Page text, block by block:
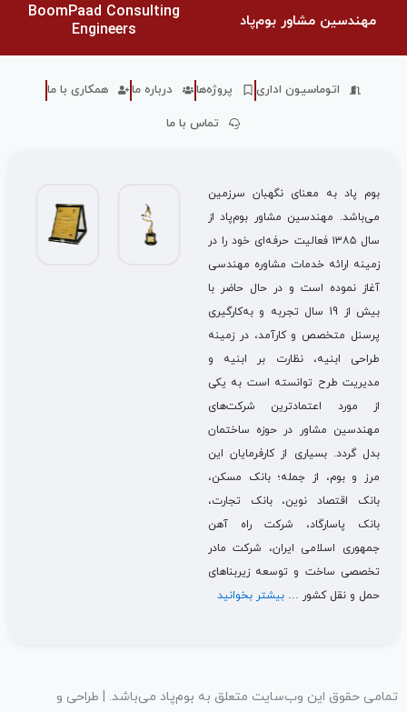
مهندسین مشاور بوم‌پاد
BoomPaad Consulting
Engineers
اتوماسیون اداری پروژه‌ها درباره ما همکاری با ما
تماس با ما
بوم پاد به معنای نگهبان سرزمین
می‌باشد. مهندسین مشاور بوم‌پاد از
سال ۱۳۸۵ فعالیت حرفه‌ای خود را در
زمینه ارائه خدمات مشاوره مهندسی
آغاز نموده است و در حال حاضر با
بیش از 19 سال تجربه و به‌کارگیری
پرسنل متخصص و کارآمد، در زمینه
طراحی ابنیه، نظارت بر ابنیه و
مدیریت طرح توانسته است به یکی
از مورد اعتمادترین شرکت‌های
مهندسین مشاور در حوزه ساختمان
بدل گردد. بسیاری از کارفرمایان این
مرز و بوم، از جمله؛ بانک مسکن،
بانک اقتصاد نوین، بانک تجارت،
بانک پاسارگاد، شرکت راه آهن
جمهوری اسلامی ایران، شرکت مادر
تخصصی ساخت و توسعه زیربناهای
حمل و نقل کشور … بیشتر بخوانید
تمامی حقوق اين وب‌سايت متعلق به بوم‌پاد می‌باشد. | طراحی و